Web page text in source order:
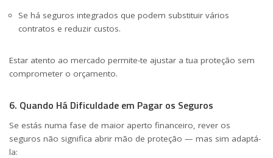
Se há seguros integrados que podem substituir vários
contratos e reduzir custos.
Estar atento ao mercado permite-te ajustar a tua proteção sem
comprometer o orçamento.
6. Quando Há Dificuldade em Pagar os Seguros
Se estás numa fase de maior aperto financeiro, rever os
seguros não significa abrir mão de proteção — mas sim adaptá-
la: